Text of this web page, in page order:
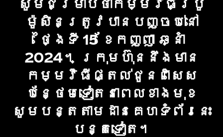
ម៉ូសិនត្រូវបានបញ្ចប់នៅ
ថ្ងៃទី 15 ខែកញ្ញា ឆ្នាំ
2024។ ក្រុមហ៊ុននឹងមាន
កម្មវិធីផ្តល់ជូនពិសេស
បន្ថែមទៀតនាពេលខាងមុខ
សូមបន្តតាមដានគេហទំព័រនេះ
បន្តទៀត។